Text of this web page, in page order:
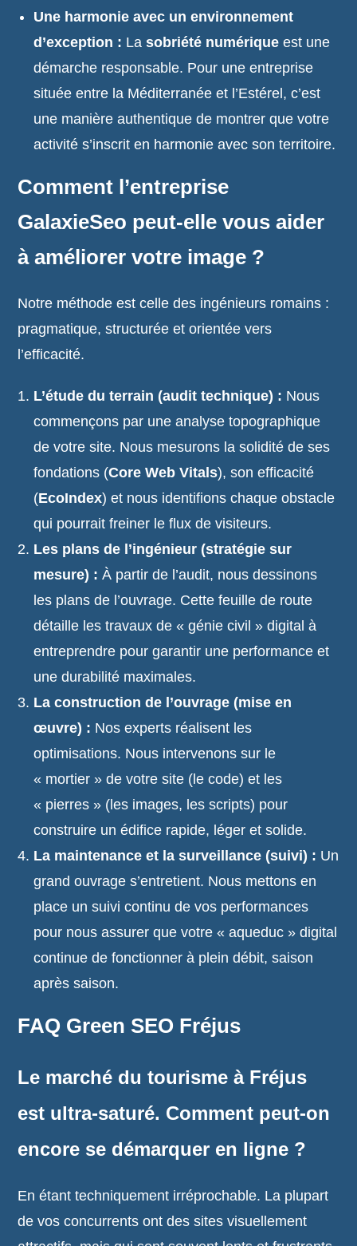
Une harmonie avec un environnement
d’exception : Lasobriété numérique est une
démarche responsable. Pour une entreprise
située entre la Méditerranée et l’Estérel, c’est
une manière authentique de montrer que votre
activité s’inscrit en harmonie avec son territoire.
Comment l’entreprise
GalaxieSeo peut-elle vous aider
à améliorer votre image ?
Notre méthode est celle des ingénieurs romains :
pragmatique, structurée et orientée vers
l’efficacité.
L’étude du terrain (audit technique) : Nous
commençons par une analyse topographique
de votre site. Nous mesurons la solidité de ses
fondations (Core Web Vitals), son efficacité
(EcoIndex) et nous identifions chaque obstacle
qui pourrait freiner le flux de visiteurs.
Les plans de l’ingénieur (stratégie sur
mesure) : À partir de l’audit, nous dessinons
les plans de l’ouvrage. Cette feuille de route
détaille les travaux de « génie civil » digital à
entreprendre pour garantir une performance et
une durabilité maximales.
La construction de l’ouvrage (mise en
œuvre) : Nos experts réalisent les
optimisations. Nous intervenons sur le
« mortier » de votre site (le code) et les
« pierres » (les images, les scripts) pour
construire un édifice rapide, léger et solide.
La maintenance et la surveillance (suivi) : Un
grand ouvrage s’entretient. Nous mettons en
place un suivi continu de vos performances
pour nous assurer que votre « aqueduc » digital
continue de fonctionner à plein débit, saison
après saison.
FAQ Green SEO Fréjus
Le marché du tourisme à Fréjus
est ultra-saturé. Comment peut-on
encore se démarquer en ligne ?
En étant techniquement irréprochable. La plupart
de vos concurrents ont des sites visuellement